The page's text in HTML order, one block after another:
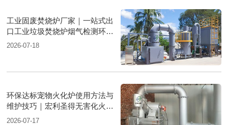
工业固废焚烧炉厂家｜一站式出
口工业垃圾焚烧炉烟气检测环保
达标
2026-07-18
环保达标宠物火化炉使用方法与
维护技巧｜宏利圣得无害化火化
设备科普
2026-07-17